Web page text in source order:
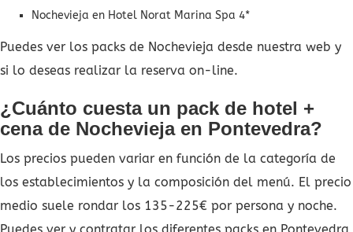
Nochevieja en Hotel Norat Marina Spa 4*
Puedes ver los packs de Nochevieja desde nuestra web y
si lo deseas realizar la reserva on-line.
¿Cuánto cuesta un pack de hotel +
cena de Nochevieja en Pontevedra?
Los precios pueden variar en función de la categoría de
los establecimientos y la composición del menú. El precio
medio suele rondar los 135-225€ por persona y noche.